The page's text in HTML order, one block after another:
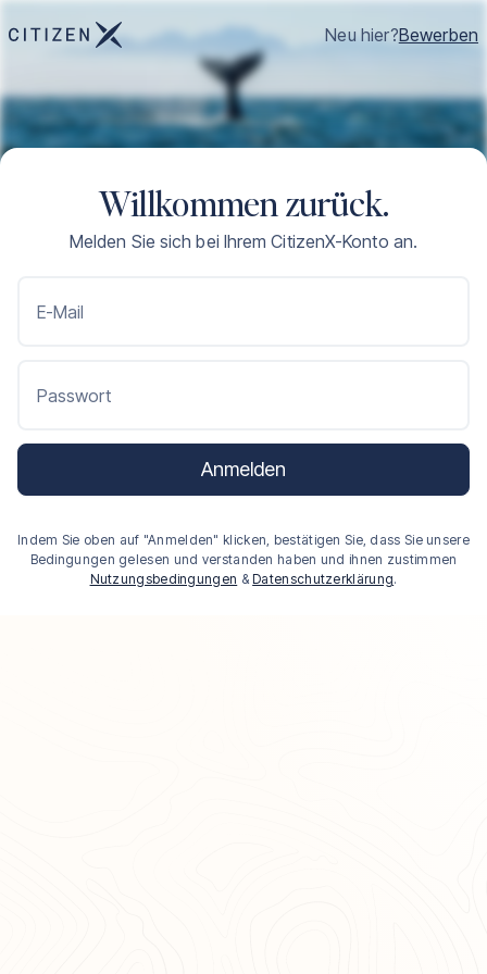
Neu hier?Bewerben
Willkommen zurück.
Melden Sie sich bei Ihrem CitizenX-Konto an.
E-Mail
Passwort
Anmelden
Indem Sie oben auf "Anmelden" klicken, bestätigen Sie, dass Sie unsere
Bedingungen gelesen und verstanden haben und ihnen zustimmen
Nutzungsbedingungen & Datenschutzerklärung.